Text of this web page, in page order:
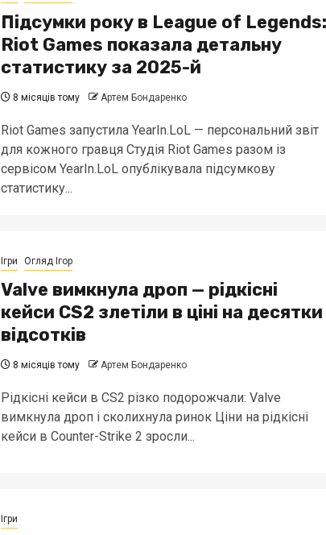
Підсумки року в League of Legends:
Riot Games показала детальну
статистику за 2025-й
8 місяців тому Артем Бондаренко
Riot Games запустила YearIn.LoL — персональний звіт
для кожного гравця Студія Riot Games разом із
сервісом YearIn.LoL опублікувала підсумкову
статистику...
Ігри Огляд Ігор
Valve вимкнула дроп — рідкісні
кейси CS2 злетіли в ціні на десятки
відсотків
8 місяців тому Артем Бондаренко
Рідкісні кейси в CS2 різко подорожчали: Valve
вимкнула дроп і сколихнула ринок Ціни на рідкісні
кейси в Counter-Strike 2 зросли...
Ігри